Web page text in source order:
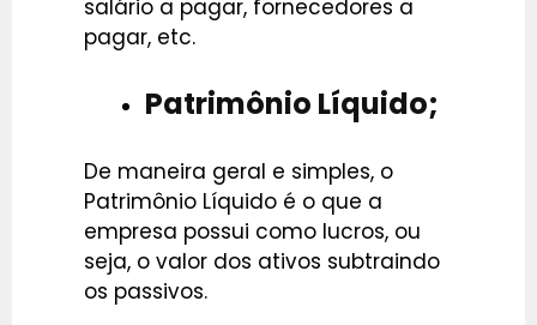
salário a pagar, fornecedores a
pagar, etc.
Patrimônio Líquido;
De maneira geral e simples, o
Patrimônio Líquido é o que a
empresa possui como lucros, ou
seja, o valor dos ativos subtraindo
os passivos.